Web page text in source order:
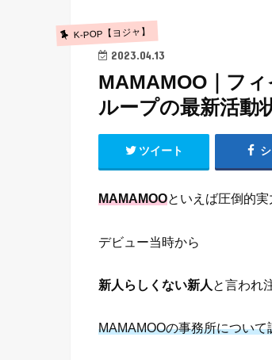
K-POP【ヨジャ】
2023.04.13
MAMAMOO｜フ
ループの最新活動
ツイート
MAMAMOOといえば圧倒的
デビュー当時から
新人らしくない新人 と言われ
MAMAMOOの事務所につい